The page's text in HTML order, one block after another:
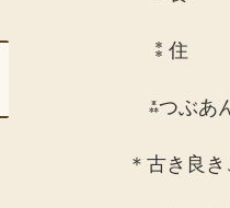
⁑住
⁂つぶあ
＊古き良き